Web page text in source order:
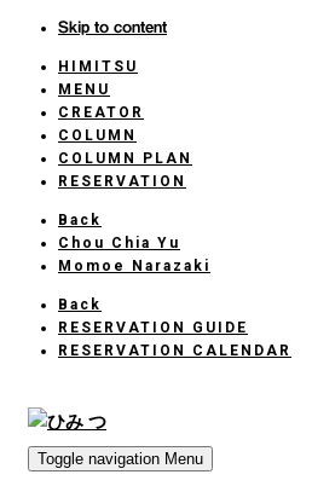
Skip to content
HOME
HIMITSU
MENU
CREATOR
COLUMN
COLUMN PLAN
RESERVATION
Back
Chou Chia Yu
Momoe Narazaki
Back
RESERVATION GUIDE
RESERVATION CALENDAR
Toggle navigation Menu